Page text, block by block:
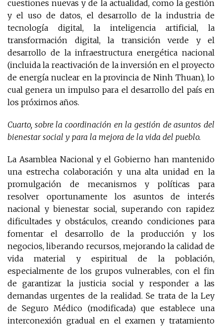
cuestiones nuevas y de la actualidad, como la gestión
y el uso de datos, el desarrollo de la industria de
tecnología digital, la inteligencia artificial, la
transformación digital, la transición verde y el
desarrollo de la infraestructura energética nacional
(incluida la reactivación de la inversión en el proyecto
de energía nuclear en la provincia de Ninh Thuan), lo
cual genera un impulso para el desarrollo del país en
los próximos años.
Cuarto, sobre la coordinación en la gestión de asuntos del
bienestar social y para la mejora de la vida del pueblo.
La Asamblea Nacional y el Gobierno han mantenido
una estrecha colaboración y una alta unidad en la
promulgación de mecanismos y políticas para
resolver oportunamente los asuntos de interés
nacional y bienestar social, superando con rapidez
dificultades y obstáculos, creando condiciones para
fomentar el desarrollo de la producción y los
negocios, liberando recursos, mejorando la calidad de
vida material y espiritual de la población,
especialmente de los grupos vulnerables, con el fin
de garantizar la justicia social y responder a las
demandas urgentes de la realidad. Se trata de la Ley
de Seguro Médico (modificada) que establece una
interconexión gradual en el examen y tratamiento